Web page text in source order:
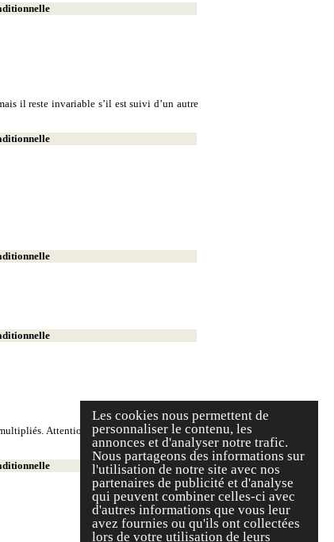
Les cookies nous permettent de
personnaliser le contenu, les
annonces et d'analyser notre trafic.
Nous partageons des informations sur
l'utilisation de notre site avec nos
partenaires de publicité et d'analyse
qui peuvent combiner celles-ci avec
d'autres informations que vous leur
avez fournies ou qu'ils ont collectées
lors de votre utilisation de leurs
il reste invariable s’il est suivi d’un autre
Attention, on écrit deux milliers et